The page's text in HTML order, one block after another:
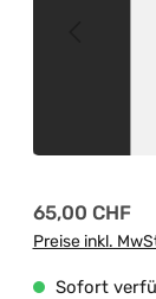
Regulärer Preis:
65,00 CHF
Preise inkl.
Sofort